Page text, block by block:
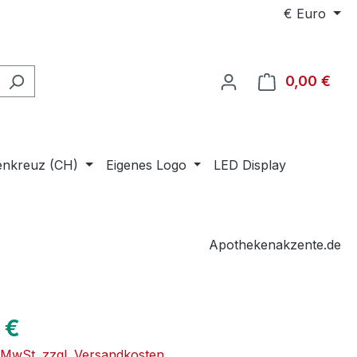
€ Euro
0,00 €
(CH) Eigenes Logo LED Display
Apothekenakzente.de
€